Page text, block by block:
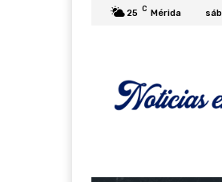
25 C Mérida